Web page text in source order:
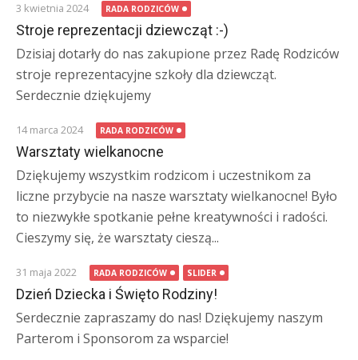
3 kwietnia 2024 RADA RODZICÓW
Stroje reprezentacji dziewcząt :-)
Dzisiaj dotarły do nas zakupione przez Radę Rodziców
stroje reprezentacyjne szkoły dla dziewcząt.
Serdecznie dziękujemy
14 marca 2024 RADA RODZICÓW
Warsztaty wielkanocne
Dziękujemy wszystkim rodzicom i uczestnikom za
liczne przybycie na nasze warsztaty wielkanocne! Było
to niezwykłe spotkanie pełne kreatywności i radości.
Cieszymy się, że warsztaty cieszą...
31 maja 2022 RADA RODZICÓW SLIDER
Dzień Dziecka i Święto Rodziny!
Serdecznie zapraszamy do nas! Dziękujemy naszym
Parterom i Sponsorom za wsparcie!